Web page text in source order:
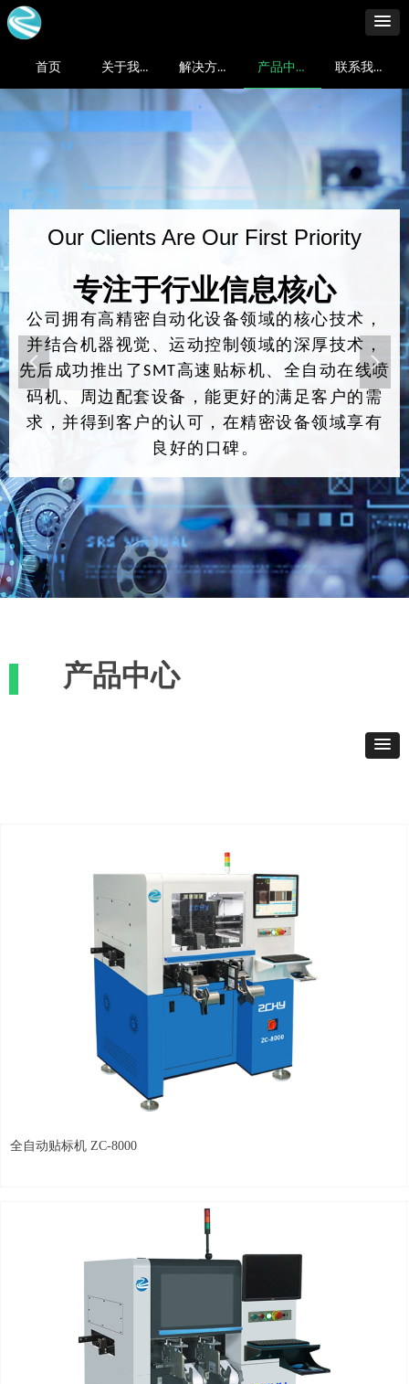
首页 关于我们 解决方案 产品中心 联系我们
全自动贴标机 ZC-8000
产品中心
Our Clients Are Our First Priority
专注于行业信息核心
公司拥有高精密自动化设备领域的核心技术，
并结合机器视觉、运动控制领域的深厚技术，
先后成功推出了SMT高速贴标机、全自动在线喷
码机、周边配套设备，能更好的满足客户的需
求，并得到客户的认可，在精密设备领域享有
良好的口碑。
넳 넲